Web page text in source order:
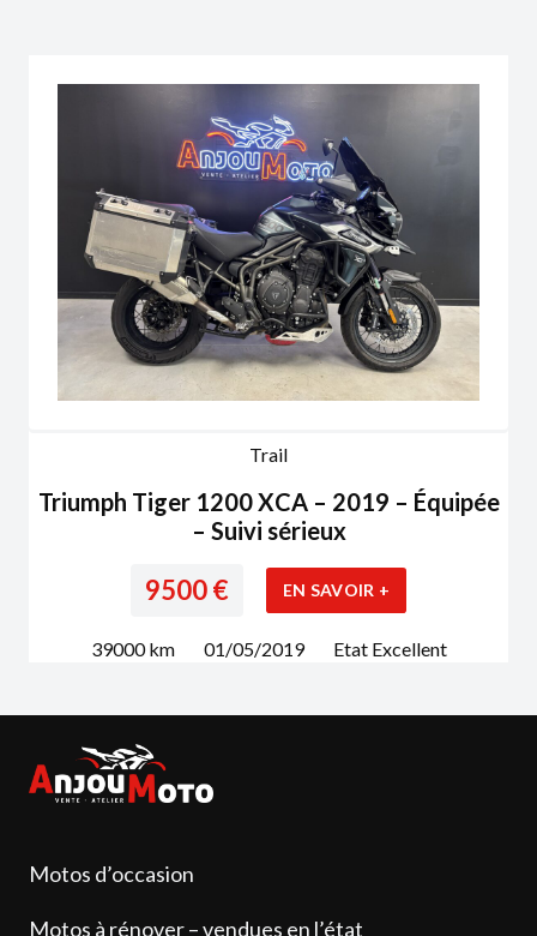
Trail
Triumph Tiger 1200 XCA – 2019 – Équipée
– Suivi sérieux
9500€ EN SAVOIR +
39000km 01/05/2019 Etat Excellent
Motos d’occasion
Motos à rénover – vendues en l’état